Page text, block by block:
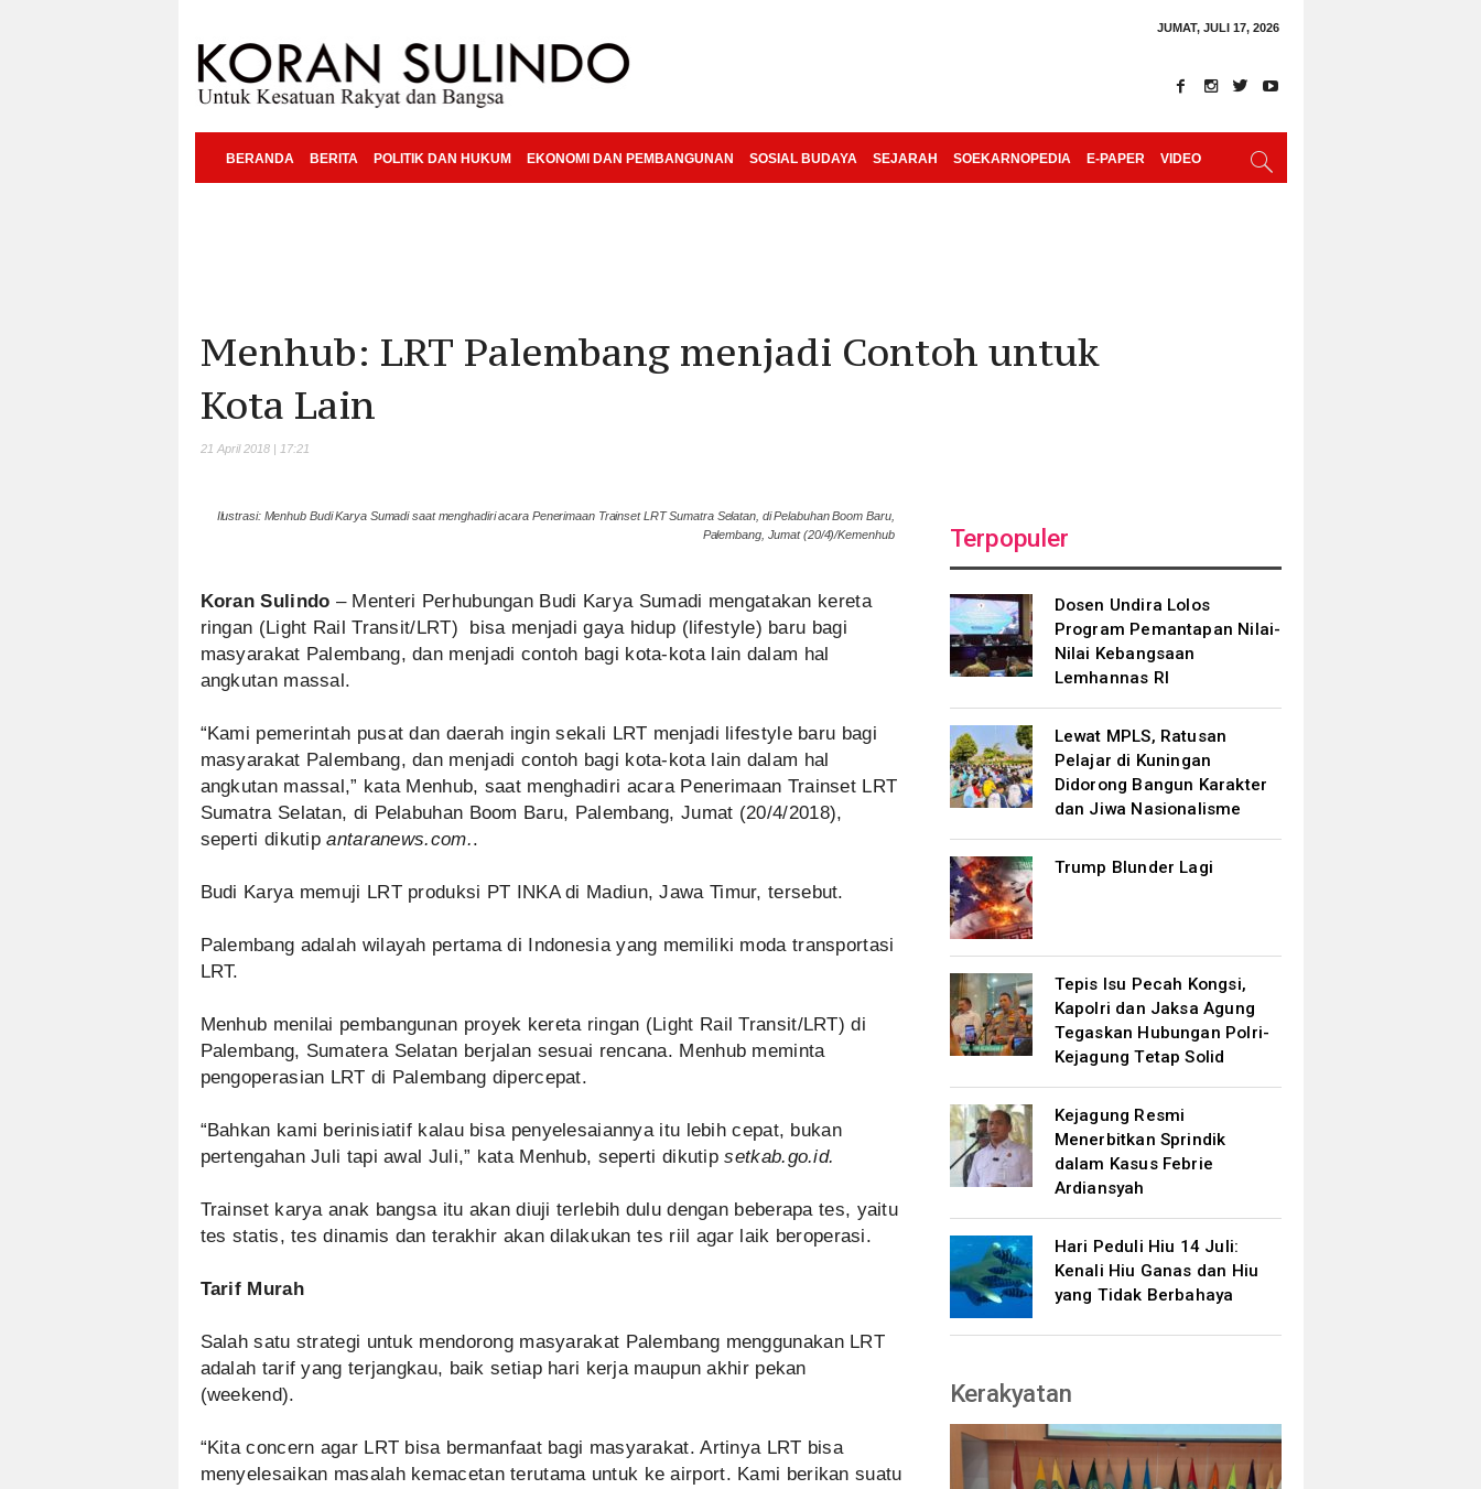
JUMAT, JULI 17, 2026
BERANDA BERITA POLITIK DAN HUKUM EKONOMI DAN PEMBANGUNAN SOSIAL BUDAYA SEJARAH SOEKARNOPEDIA E-PAPER VIDEO
Menhub: LRT Palembang menjadi Contoh untuk
Kota Lain
21 April 2018 | 17:21
Ilustrasi: Menhub Budi Karya Sumadi saat menghadiri acara Penerimaan Trainset LRT Sumatra Selatan, di Pelabuhan Boom Baru,
Palembang, Jumat (20/4)/Kemenhub
Koran Sulindo – Menteri Perhubungan Budi Karya Sumadi mengatakan kereta
ringan (Light Rail Transit/LRT) bisa menjadi gaya hidup (lifestyle) baru bagi
masyarakat Palembang, dan menjadi contoh bagi kota-kota lain dalam hal
angkutan massal.
“Kami pemerintah pusat dan daerah ingin sekali LRT menjadi lifestyle baru bagi
masyarakat Palembang, dan menjadi contoh bagi kota-kota lain dalam hal
angkutan massal,” kata Menhub, saat menghadiri acara Penerimaan Trainset LRT
Sumatra Selatan, di Pelabuhan Boom Baru, Palembang, Jumat (20/4/2018),
seperti dikutipantaranews.com..
Budi Karya memuji LRT produksi PT INKA di Madiun, Jawa Timur, tersebut.
Palembang adalah wilayah pertama di Indonesia yang memiliki moda transportasi
LRT.
Menhub menilai pembangunan proyek kereta ringan (Light Rail Transit/LRT) di
Palembang, Sumatera Selatan berjalan sesuai rencana. Menhub meminta
pengoperasian LRT di Palembang dipercepat.
“Bahkan kami berinisiatif kalau bisa penyelesaiannya itu lebih cepat, bukan
pertengahan Juli tapi awal Juli,” kata Menhub, seperti dikutipsetkab.go.id.
Trainset karya anak bangsa itu akan diuji terlebih dulu dengan beberapa tes, yaitu
tes statis, tes dinamis dan terakhir akan dilakukan tes riil agar laik beroperasi.
Tarif Murah
Salah satu strategi untuk mendorong masyarakat Palembang menggunakan LRT
adalah tarif yang terjangkau, baik setiap hari kerja maupun akhir pekan
(weekend).
“Kita concern agar LRT bisa bermanfaat bagi masyarakat. Artinya LRT bisa
menyelesaikan masalah kemacetan terutama untuk ke airport. Kami berikan suatu
Terpopuler
Dosen Undira Lolos
Program Pemantapan Nilai-
Nilai Kebangsaan
Lemhannas RI
Lewat MPLS, Ratusan
Pelajar di Kuningan
Didorong Bangun Karakter
dan Jiwa Nasionalisme
Trump Blunder Lagi
Tepis Isu Pecah Kongsi,
Kapolri dan Jaksa Agung
Tegaskan Hubungan Polri-
Kejagung Tetap Solid
Kejagung Resmi
Menerbitkan Sprindik
dalam Kasus Febrie
Ardiansyah
Hari Peduli Hiu 14 Juli:
Kenali Hiu Ganas dan Hiu
yang Tidak Berbahaya
Kerakyatan